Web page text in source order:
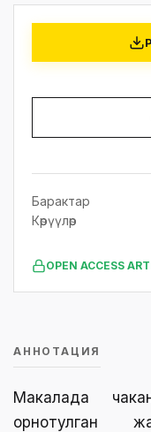
Барактар
Көрүүлөр
OPEN ACCESS
АННОТАЦИЯ
Макалада
орнотулган